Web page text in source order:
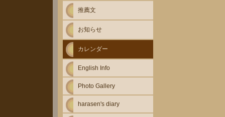
推薦文
お知らせ
カレンダー
English Info
Photo Gallery
harasen's diary